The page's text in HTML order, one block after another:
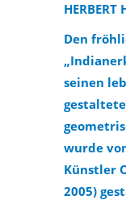
HERBERT
Den
seinen
wurde
Künstler
2005)